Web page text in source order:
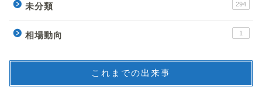
未分類 294
相場動向 1
これまでの出来事